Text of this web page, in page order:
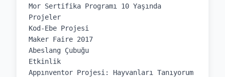
Mor Sertifika Programı 10 Yaşında
Projeler
Kod-Ebe Projesi
Maker Faire 2017
Abeslang Çubuğu
Etkinlik
Appınventor Projesi: Hayvanları Tanıyorum